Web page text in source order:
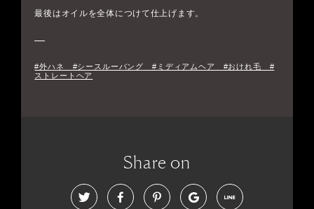
最後はオイルを全体につけて仕上げます。
#外ハネ #シースルーバング #ミディアムヘア #おけれ毛 #
ストレートヘア
Share on